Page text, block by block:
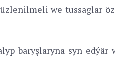
we tussaglar
baryşlaryna syn